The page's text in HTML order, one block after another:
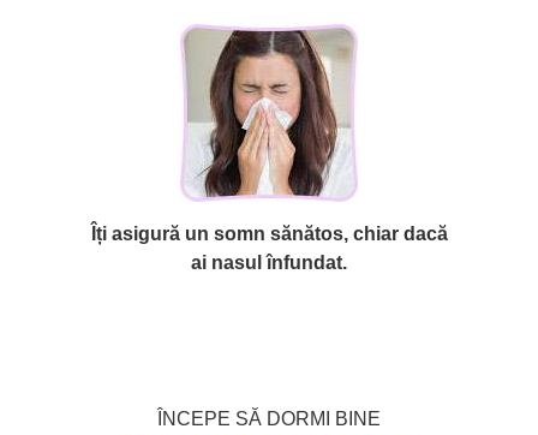
Îți asigură un somn sănătos, chiar dacă
ai nasul înfundat.
ÎNCEPE SĂ DORMI BINE